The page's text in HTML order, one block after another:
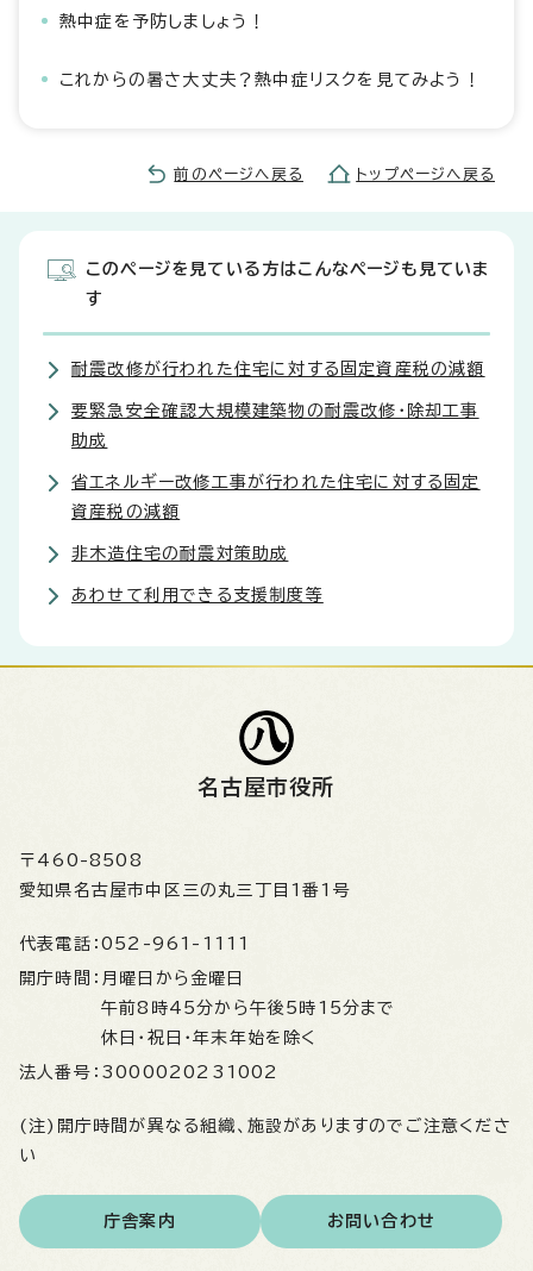
熱中症を予防しましょう！
これからの暑さ大丈夫？熱中症リスクを見てみよう！
前のページへ戻る トップページへ戻る
このページを見ている方はこんなページも見ていま
す
耐震改修が行われた住宅に対する固定資産税の減額
要緊急安全確認大規模建築物の耐震改修・除却工事
助成
省エネルギー改修工事が行われた住宅に対する固定
資産税の減額
非木造住宅の耐震対策助成
あわせて利用できる支援制度等
名古屋市役所
〒460-8508
愛知県名古屋市中区三の丸三丁目1番1号
代表電話： 052-961-1111
開庁時間： 月曜日から金曜日
午前8時45分から午後5時15分まで
休日・祝日・年末年始を除く
法人番号： 3000020231002
(注)開庁時間が異なる組織、施設がありますのでご注意くださ
い
庁舎案内 お問い合わせ